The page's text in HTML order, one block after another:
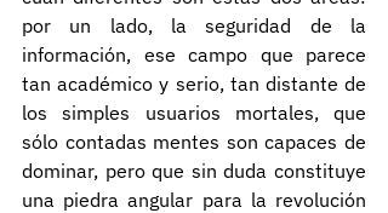
por un lado, la seguridad de la
información, ese campo que parece
tan académico y serio, tan distante de
los simples usuarios mortales, que
sólo contadas mentes son capaces de
dominar, pero que sin duda constituye
una piedra angular para la revolución